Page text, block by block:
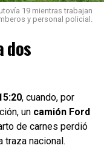
el
la seguridad del
tareas
19 mientras trabajan
y personal policial.
dos
, cuando, por
un camión Ford
de carnes perdió
traza nacional.